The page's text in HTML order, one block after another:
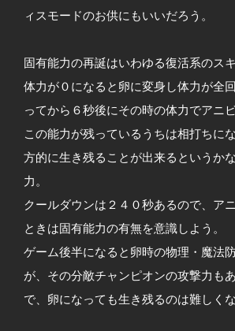
ィスモードのお供にもいいだろう。
固有能力の再誕はいわゆる復活系のスキ
体力が０になると卵に変身し体力が全
ってから６秒後にその時の体力でアニ
この能力が残っているうちは相打ちに
方的に生き残ることが出来るというか
力。
クールダウンは２４０秒あるので、ア
ときは固有能力の有無を意識しよう。
ゲーム後半になると卵時の物理・魔法
が、その分敵チャンピオンの攻撃力も
で、卵になっても生き残るのは難しくな